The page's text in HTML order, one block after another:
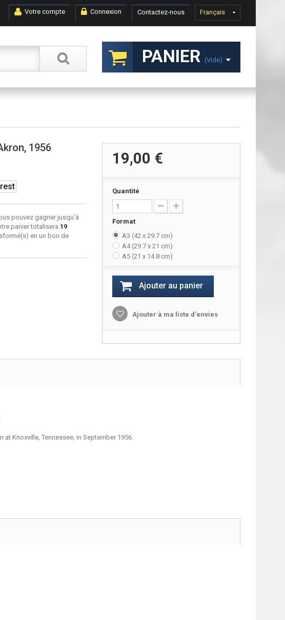
Français
Contactez-nous
Connexion
Votre compte
PANIER (vide)
1956
pouvez gagner jusqu'à
panier totalisera 19
en un bon de
19,00 €
Quantité
Format
A3 (42 x 29.7 cm)
A4 (29.7 x 21 cm)
A5 (21 x 14.8 cm)
Ajouter au panier
Ajouter à ma liste d'envies
Knoxville, Tennessee, in September 1956.